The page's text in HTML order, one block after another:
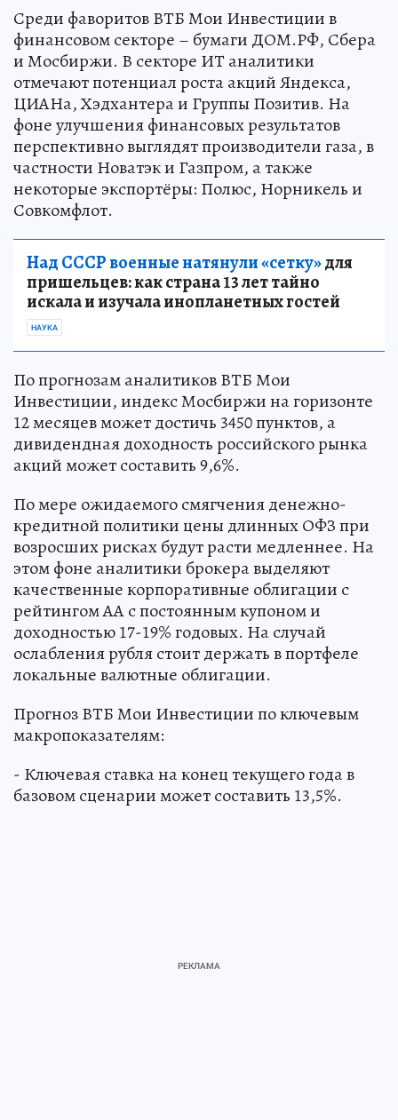
Среди фаворитов ВТБ Мои Инвестиции в
финансовом секторе – бумаги ДОМ.РФ, Сбера
и Мосбиржи. В секторе ИТ аналитики
отмечают потенциал роста акций Яндекса,
ЦИАНа, Хэдхантера и Группы Позитив. На
фоне улучшения финансовых результатов
перспективно выглядят производители газа, в
частности Новатэк и Газпром, а также
некоторые экспортёры: Полюс, Норникель и
Совкомфлот.
Над СССР военные натянули «сетку»для
пришельцев: как страна 13 лет тайно
искала и изучала инопланетных гостей
НАУКА
По прогнозам аналитиков ВТБ Мои
Инвестиции, индекс Мосбиржи на горизонте
12 месяцев может достичь 3450 пунктов, а
дивидендная доходность российского рынка
акций может составить 9,6%.
По мере ожидаемого смягчения денежно-
кредитной политики цены длинных ОФЗ при
возросших рисках будут расти медленнее. На
этом фоне аналитики брокера выделяют
качественные корпоративные облигации с
рейтингом АА с постоянным купоном и
доходностью 17-19% годовых. На случай
ослабления рубля стоит держать в портфеле
локальные валютные облигации.
Прогноз ВТБ Мои Инвестиции по ключевым
макропоказателям:
- Ключевая ставка на конец текущего года в
базовом сценарии может составить 13,5%.